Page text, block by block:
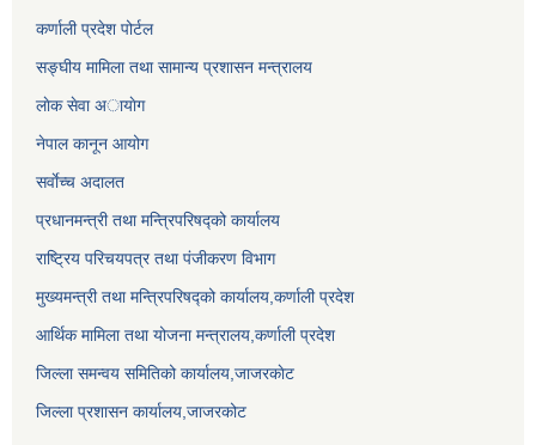
कर्णाली प्रदेश पोर्टल
सङ्घीय मामिला तथा सामान्य प्रशासन मन्त्रालय
लाेक सेवा अायाेग
नेपाल कानून आयोग
सर्वाेच्च अदालत
प्रधानमन्त्री तथा मन्त्रिपरिषद्को कार्यालय
राष्ट्रिय परिचयपत्र तथा पंजीकरण विभाग
मुख्यमन्त्री तथा मन्त्रिपरिषद्को कार्यालय,कर्णाली प्रदेश
आर्थिक मामिला तथा योजना मन्त्रालय,कर्णाली प्रदेश
जिल्ला समन्वय समितिको कार्यालय,जाजरकाेट
जिल्ला प्रशासन कार्यालय,जाजरकोट